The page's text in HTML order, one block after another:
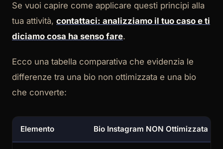
Se vuoi capire come applicare questi principi alla
tua attività, contattaci: analizziamo il tuo caso e ti
diciamo cosa ha senso fare.
Ecco una tabella comparativa che evidenzia le
differenze tra una bio non ottimizzata e una bio
che converte:
Elemento Bio Instagram NON Ottimizzata